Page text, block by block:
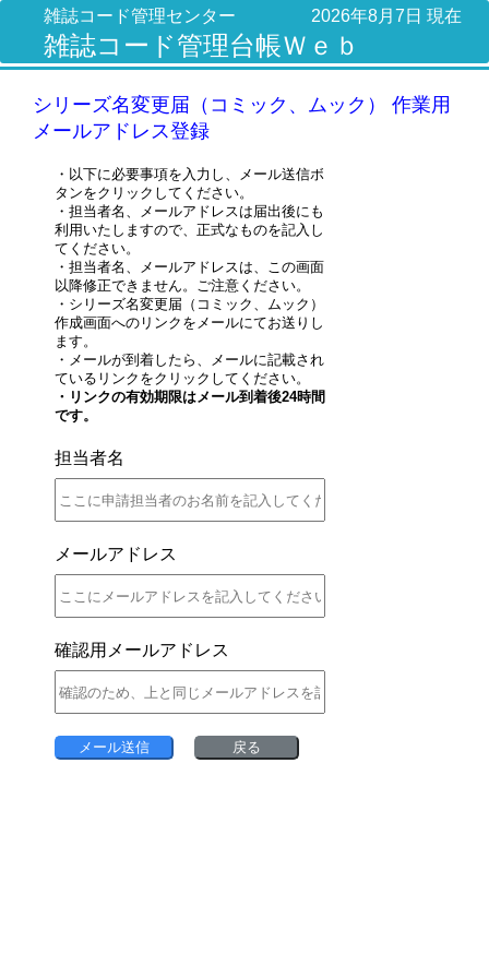
雑誌コード管理センター 2026年8月7日 現在
雑誌コード管理台帳Ｗｅｂ
シリーズ名変更届（コミック、ムック） 作業用
メールアドレス登録
・以下に必要事項を入力し、メール送信ボ
タンをクリックしてください。
・担当者名、メールアドレスは届出後にも
利用いたしますので、正式なものを記入し
てください。
・担当者名、メールアドレスは、この画面
以降修正できません。ご注意ください。
・シリーズ名変更届（コミック、ムック）
作成画面へのリンクをメールにてお送りし
ます。
・メールが到着したら、メールに記載され
ているリンクをクリックしてください。
・リンクの有効期限はメール到着後24時間
です。
担当者名
メールアドレス
確認用メールアドレス
メール送信 戻る